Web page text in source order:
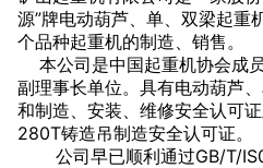
源”牌电动葫芦、单、双梁起重
个品种起重机的制造、销售。
本公司是中国起重机协会成
副理事长单位。具有电动葫芦
和制造、安装、维修安全认可
280T铸造吊制造安全认可证。
公司早已顺利通过GB/T/